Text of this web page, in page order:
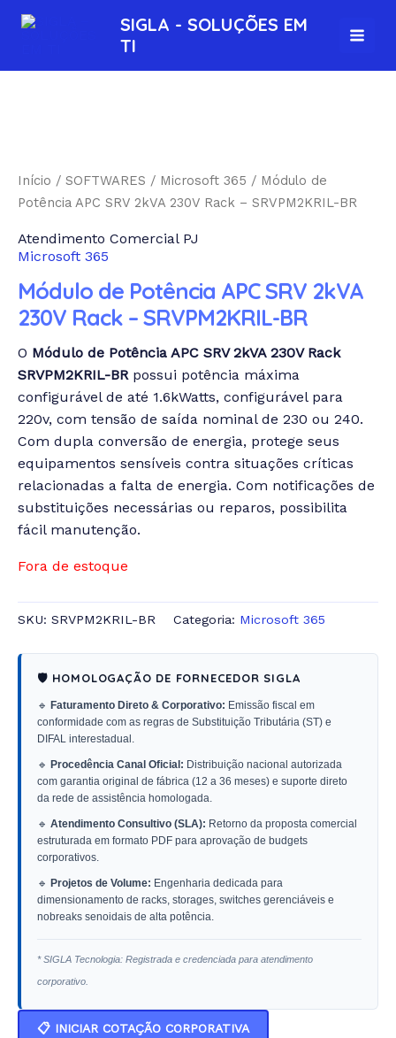
para
conteúdo
SIGLA - SOLUÇÕES EM
TI
Início / SOFTWARES / Microsoft 365 / Módulo de
Potência APC SRV 2kVA 230V Rack – SRVPM2KRIL-BR
Atendimento Comercial PJ
Microsoft 365
Módulo de Potência APC SRV 2kVA
230V Rack – SRVPM2KRIL-BR
O Módulo de Potência APC SRV 2kVA 230V Rack
SRVPM2KRIL-BR possui potência máxima
configurável de até 1.6kWatts, configurável para
220v, com tensão de saída nominal de 230 ou 240.
Com dupla conversão de energia, protege seus
equipamentos sensíveis contra situações críticas
relacionadas a falta de energia. Com notificações de
substituições necessárias ou reparos, possibilita
fácil manutenção.
Fora de estoque
SKU: SRVPM2KRIL-BR Categoria: Microsoft 365
🛡️ HOMOLOGAÇÃO DE FORNECEDOR SIGLA
🔹 Faturamento Direto & Corporativo: Emissão fiscal em
conformidade com as regras de Substituição Tributária (ST) e
DIFAL interestadual.
🔹 Procedência Canal Oficial: Distribuição nacional autorizada
com garantia original de fábrica (12 a 36 meses) e suporte direto
da rede de assistência homologada.
🔹 Atendimento Consultivo (SLA): Retorno da proposta comercial
estruturada em formato PDF para aprovação de budgets
corporativos.
🔹 Projetos de Volume: Engenharia dedicada para
dimensionamento de racks, storages, switches gerenciáveis e
nobreaks senoidais de alta potência.
* SIGLA Tecnologia: Registrada e credenciada para atendimento
corporativo.
📋 INICIAR COTAÇÃO CORPORATIVA